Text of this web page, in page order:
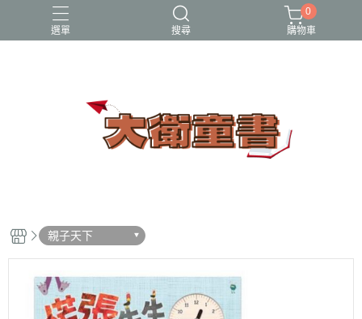
選單 搜尋
小牛頓科學讚 百科
0
購物車
親子天下